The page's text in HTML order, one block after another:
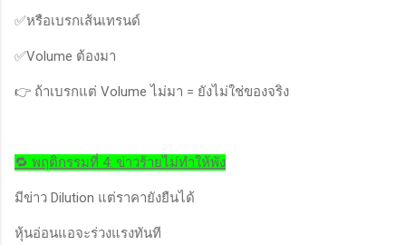
✅หรือเบรกเส้นเทรนด์
✅Volume ต้องมา
👉 ถ้าเบรกแต่ Volume ไม่มา = ยังไม่ใช่ของจริง
🔁 พฤติกรรมที่ 4: ข่าวร้ายไม่ทำให้พัง
มีข่าว Dilution แต่ราคายังยืนได้
หุ้นอ่อนแอจะร่วงแรงทันที